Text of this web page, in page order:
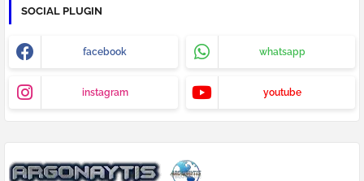
SOCIAL PLUGIN
facebook whatsapp
instagram youtube